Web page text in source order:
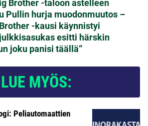
Brother -taloon astelleen
Pullin hurja muodonmuutos –
-kausi käynnistyi
esitti härskin
joku panisi täällä”
LUE MYÖS:
Peliautomaattien